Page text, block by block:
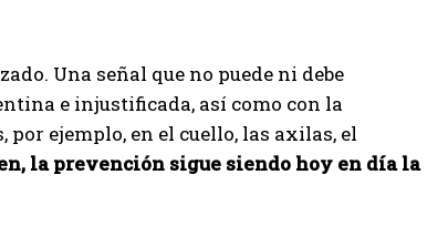
Una señal que no puede ni debe
e injustificada, así como con la
ejemplo, en el cuello, las axilas, el
la prevención sigue siendo hoy en día la